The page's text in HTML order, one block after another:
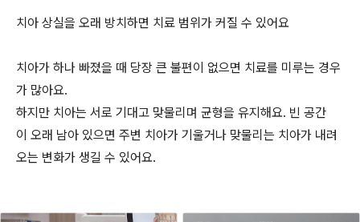
치아 상실을 오래 방치하면 치료 범위가 커질 수 있어요
치아가 하나 빠졌을 때 당장 큰 불편이 없으면 치료를 미루는 경우
가 많아요.
하지만 치아는 서로 기대고 맞물리며 균형을 유지해요. 빈 공간
이 오래 남아 있으면 주변 치아가 기울거나 맞물리는 치아가 내려
오는 변화가 생길 수 있어요.